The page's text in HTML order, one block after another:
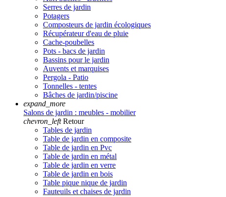
Serres de jardin
Potagers
Composteurs de jardin écologiques
Récupérateur d'eau de pluie
Cache-poubelles
Pots - bacs de jardin
Bassins pour le jardin
Auvents et marquises
Pergola - Patio
Tonnelles - tentes
Bâches de jardin/piscine
expand_more
Salons de jardin : meubles - mobilier
chevron_left Retour
Tables de jardin
Table de jardin en composite
Table de jardin en Pvc
Table de jardin en métal
Table de jardin en verre
Table de jardin en bois
Table pique nique de jardin
Fauteuils et chaises de jardin